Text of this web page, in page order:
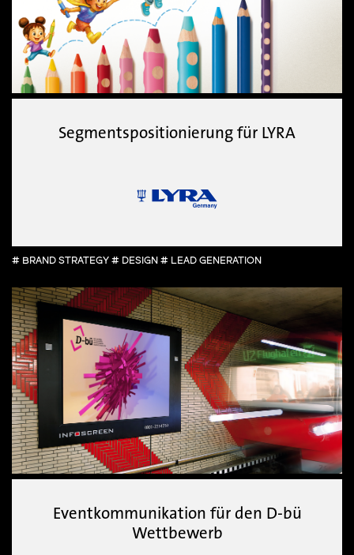
Segmentspositionierung für LYRA
# BRAND STRATEGY # DESIGN # LEAD GENERATION
Eventkommunikation für den D-bü
Wettbewerb